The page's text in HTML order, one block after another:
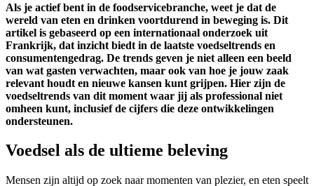
Als je actief bent in de foodservicebranche, weet je dat de
wereld van eten en drinken voortdurend in beweging is. Dit
artikel is gebaseerd op een internationaal onderzoek uit
Frankrijk, dat inzicht biedt in de laatste voedseltrends en
consumentengedrag. De trends geven je niet alleen een beeld
van wat gasten verwachten, maar ook van hoe je jouw zaak
relevant houdt en nieuwe kansen kunt grijpen. Hier zijn de
voedseltrends van dit moment waar jij als professional niet
omheen kunt, inclusief de cijfers die deze ontwikkelingen
ondersteunen.
Voedsel als de ultieme beleving
Mensen zijn altijd op zoek naar momenten van plezier, en eten speelt